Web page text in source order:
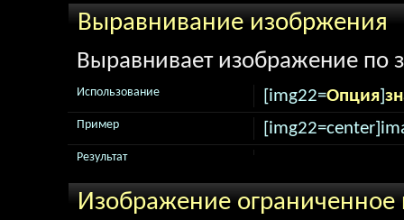
Выравнивание изобржения
Выравнивает изображение по
[img22=Опция]
Использование
Пример
Результат
Изображение